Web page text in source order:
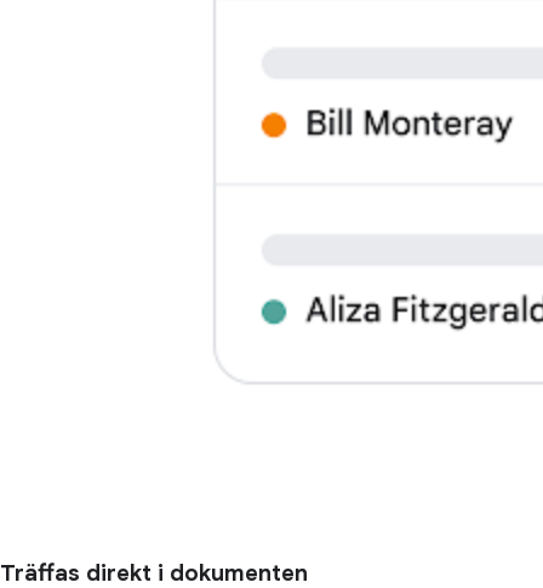
Träffas direkt i dokumenten